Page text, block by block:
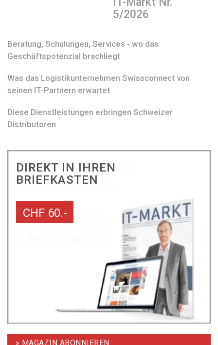
5/2026
Beratung, Schulungen, Services - wo das
Geschäftspotenzial brachliegt
Was das Logistikunternehmen Swissconnect von
seinen IT-Partnern erwartet
Diese Dienstleistungen erbringen Schweizer
Distributoren
DIREKT IN IHREN
BRIEFKASTEN
CHF 60.-
» MAGAZIN ABONNIEREN